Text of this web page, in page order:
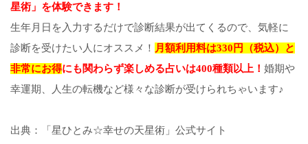
星術」を体験できます！
生年月日を入力するだけで診断結果が出てくるので、気軽に
診断を受けたい人にオススメ！ 月額利用料は330円（税込）と
非常にお得にも関わらず楽しめる占いは400種類以上！ 婚期や
幸運期、人生の転機など様々な診断が受けられちゃいます♪
出典：「星ひとみ☆幸せの天星術」公式サイト